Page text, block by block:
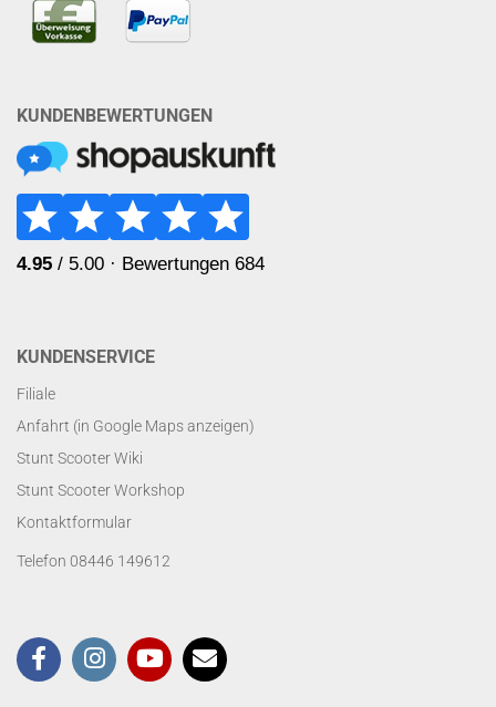
KUNDENBEWERTUNGEN
KUNDENSERVICE
Filiale
Anfahrt (in Google Maps anzeigen)
Stunt Scooter Wiki
Stunt Scooter Workshop
Kontaktformular
Telefon 08446 149612